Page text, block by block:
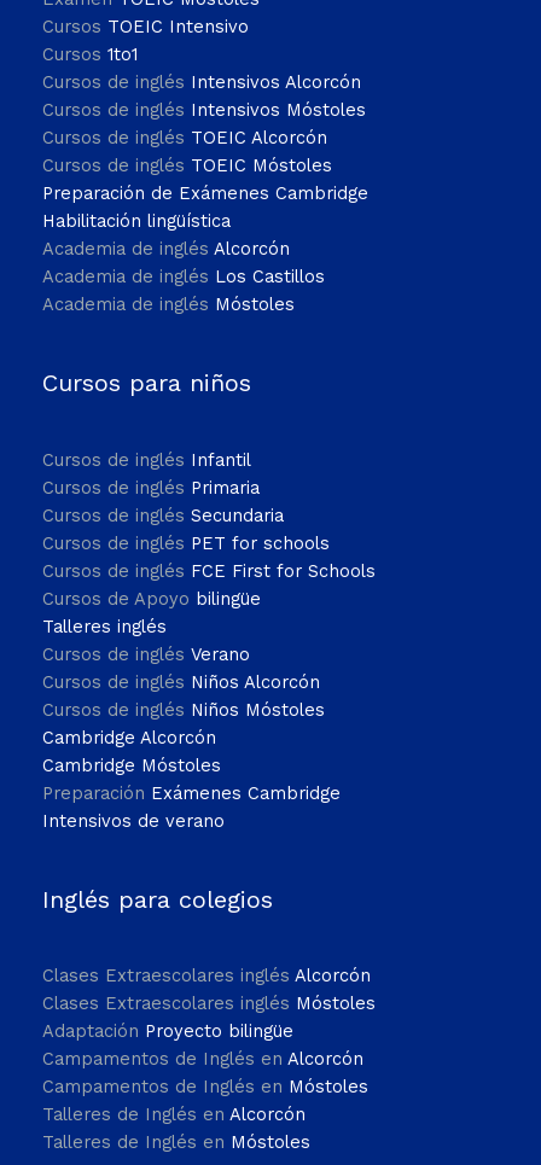
Cursos TOEIC Intensivo
Cursos 1to1
Cursos de inglés Intensivos Alcorcón
Cursos de inglés Intensivos Móstoles
Cursos de inglés TOEIC Alcorcón
Cursos de inglés TOEIC Móstoles
Preparación de Exámenes Cambridge
Habilitación lingüística
Academia de inglés Alcorcón
Academia de inglés Los Castillos
Academia de inglés Móstoles
Cursos para niños
Cursos de inglés Infantil
Cursos de inglés Primaria
Cursos de inglés Secundaria
Cursos de inglés PET for schools
Cursos de inglés FCE First for Schools
Cursos de Apoyo bilingüe
Talleres inglés
Cursos de inglés Verano
Cursos de inglés Niños Alcorcón
Cursos de inglés Niños Móstoles
Cambridge Alcorcón
Cambridge Móstoles
Preparación Exámenes Cambridge
Intensivos de verano
Inglés para colegios
Clases Extraescolares inglés Alcorcón
Clases Extraescolares inglés Móstoles
Adaptación Proyecto bilingüe
Campamentos de Inglés en Alcorcón
Campamentos de Inglés en Móstoles
Talleres de Inglés en Alcorcón
Talleres de Inglés en Móstoles